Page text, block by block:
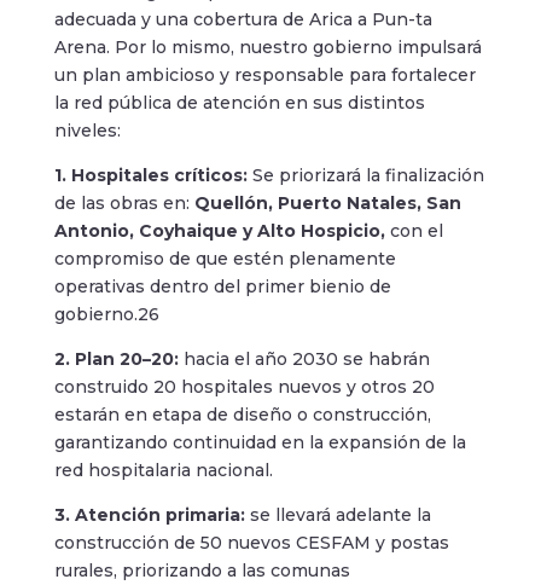
adecuada y una cobertura de Arica a Pun-ta
Arena. Por lo mismo, nuestro gobierno impulsará
un plan ambicioso y responsable para fortalecer
la red pública de atención en sus distintos
niveles:
1. Hospitales críticos:Se priorizará la finalización
de las obras en: Quellón, Puerto Natales, San
Antonio, Coyhaique y Alto Hospicio,con el
compromiso de que estén plenamente
operativas dentro del primer bienio de
gobierno.26
2. Plan 20–20: hacia el año 2030 se habrán
construido 20 hospitales nuevos y otros 20
estarán en etapa de diseño o construcción,
garantizando continuidad en la expansión de la
red hospitalaria nacional.
3. Atención primaria: se llevará adelante la
construcción de 50 nuevos CESFAM y postas
rurales, priorizando a las comunas